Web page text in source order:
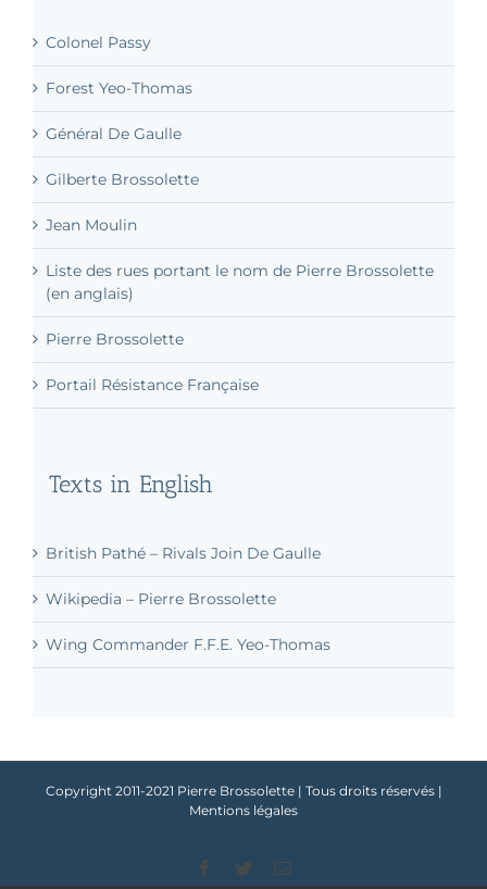
Colonel Passy
Forest Yeo-Thomas
Général De Gaulle
Gilberte Brossolette
Jean Moulin
Liste des rues portant le nom de Pierre Brossolette
(en anglais)
Pierre Brossolette
Portail Résistance Française
Texts in English
British Pathé – Rivals Join De Gaulle
Wikipedia – Pierre Brossolette
Wing Commander F.F.E. Yeo-Thomas
Copyright 2011-2021 Pierre Brossolette | Tous droits réservés |
Mentions légales
Facebook
TwitterEmail